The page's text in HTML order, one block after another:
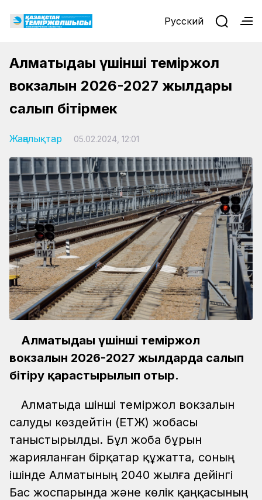
Русский
Алматыдағы үшінші теміржол
вокзалын 2026-2027 жылдары
салып бітірмек
Жаңалықтар 05.02.2024, 12:01
Алматыдағы үшінші теміржол
вокзалын 2026-2027 жылдарда салып
бітіру қарастырылып отыр.
Алматыда үшінші теміржол вокзалын
салуды көздейтін (ЕТЖ) жобасы
таныстырылды. Бұл жоба бұрын
жарияланған бірқатар құжатта, соның
ішінде Алматының 2040 жылға дейінгі
Бас жоспарында және көлік қаңқасының